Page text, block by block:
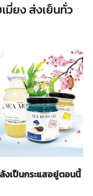
มี่ยง ส่งเย็นทั่ว
งเป็นกระแสอยู่ตอนนี้